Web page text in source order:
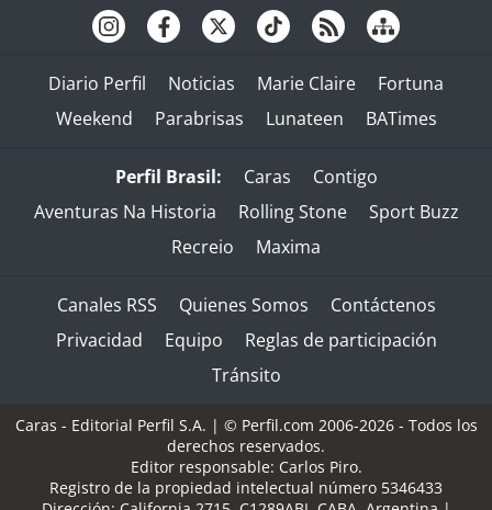
Diario Perfil Noticias Marie Claire
Fortuna
Weekend
Parabrisas Lunateen BATimes
Perfil Brasil: Caras
Contigo
Aventuras Na Historia
Rolling Stone
Sport Buzz
Recreio
Maxima
Canales RSS Quienes Somos
Contáctenos
Privacidad
Equipo
Reglas de participación
Tránsito
Caras - Editorial Perfil S.A. | © Perfil.com 2006-2026 - Todos los
derechos reservados.
Editor responsable: Carlos Piro.
Registro de la propiedad intelectual número 5346433